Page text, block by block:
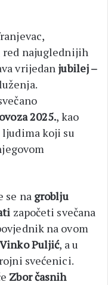
red najuglednijih
vrijedan jubilej –
2025., kao
koji su
se na groblju
započeti svečana
na ovom
Puljić, a u
svećenici.
Zbor časnih